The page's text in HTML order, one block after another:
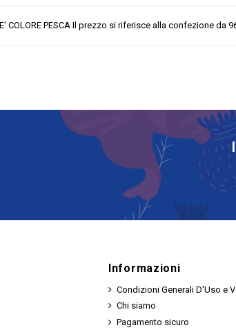
COLORE PESCA Il prezzo si riferisce alla confezione da
Informazioni
Condizioni Generali D'Uso e
Chi siamo
Pagamento sicuro